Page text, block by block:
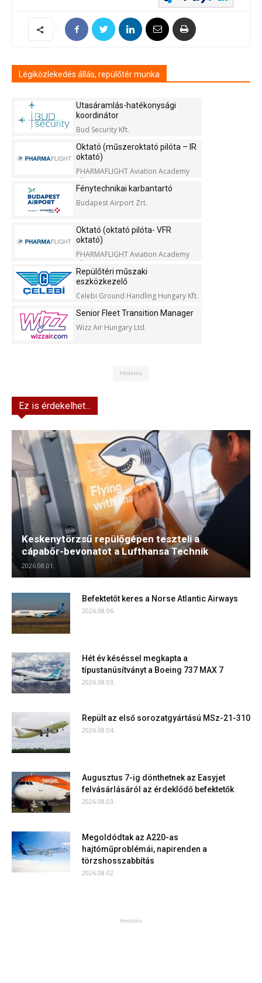
Légiközlekedés állás, repülőtér munka
Utasáramlás-hatékonysági
koordinátor
Bud Security Kft.
Oktató (műszeroktató pilóta – IR
oktató)
PHARMAFLIGHT Aviation Academy
Kft.
Fénytechnikai karbantartó
Budapest Airport Zrt.
Oktató (oktató pilóta- VFR
oktató)
PHARMAFLIGHT Aviation Academy
Kft.
Repülőtéri műszaki
eszközkezelő
Celebi Ground Handling Hungary Kft.
Senior Fleet Transition Manager
Wizz Air Hungary Ltd.
Hirdetés
Ez is érdekelhet...
Keskenytörzsű repülőgépen teszteli a
cápabőr-bevonatot a Lufthansa Technik
2026.08.01.
Befektetőt keres a Norse Atlantic Airways
2026.08.06.
Hét év késéssel megkapta a
típustanúsítványt a Boeing 737 MAX 7
2026.08.03.
Repült az első sorozatgyártású MSz-21-310
2026.08.04.
Augusztus 7-ig dönthetnek az Easyjet
felvásárlásáról az érdeklődő befektetők
2026.08.03.
Megoldódtak az A220-as
hajtóműproblémái, napirenden a
törzshosszabbítás
2026.08.02.
Hirdetés